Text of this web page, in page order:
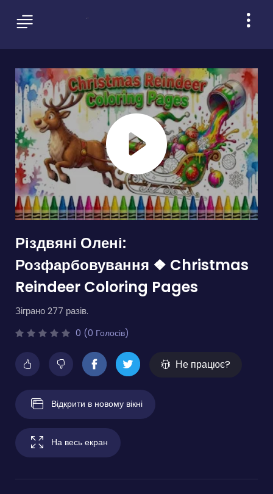
Різдвяні Олені:
Розфарбовування ❖ Christmas
Reindeer Coloring Pages
Зіграно 277 разів.
0 (0 Голосів)
Не працює?
Відкрити в новому вікні
На весь екран